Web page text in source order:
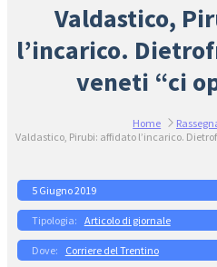
Valdastico,
l’incarico.
veneti “ci
Home
Valdastico, Pirubi: affidato l’incarico.
5 Giugno 2019
Articolo di giornale
Corriere del Trentino